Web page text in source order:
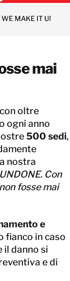
WE MAKE IT
mai
oltre
ogni anno
500 sedi,
nostra
Con
fosse mai
e
fianco in caso
il danno si
e di